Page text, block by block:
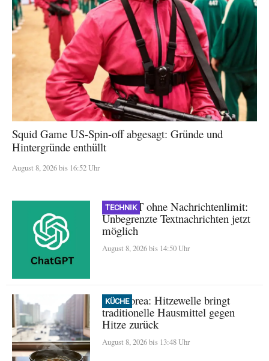
Squid Game US-Spin-off abgesagt: Gründe und
Hintergründe enthüllt
August 8, 2026 bis 16:52 Uhr
TECHNIK
ChatGPT ohne Nachrichtenlimit:
Unbegrenzte Textnachrichten jetzt
möglich
August 8, 2026 bis 14:50 Uhr
KÜCHE
Nordkorea: Hitzewelle bringt
traditionelle Hausmittel gegen
Hitze zurück
August 8, 2026 bis 13:48 Uhr